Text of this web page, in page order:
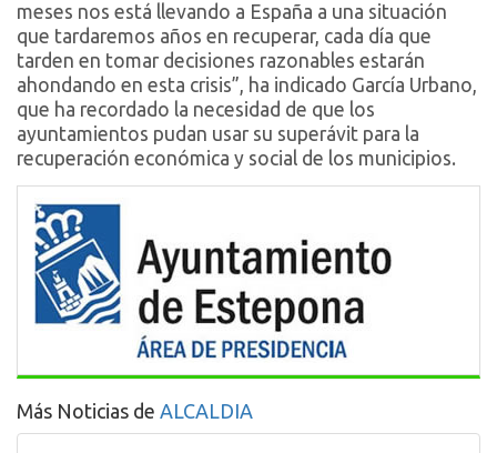
meses nos está llevando a España a una situación
que tardaremos años en recuperar, cada día que
tarden en tomar decisiones razonables estarán
ahondando en esta crisis”, ha indicado García Urbano,
que ha recordado la necesidad de que los
ayuntamientos pudan usar su superávit para la
recuperación económica y social de los municipios.
Más Noticias de ALCALDIA